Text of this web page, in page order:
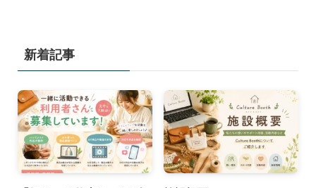
新着記事